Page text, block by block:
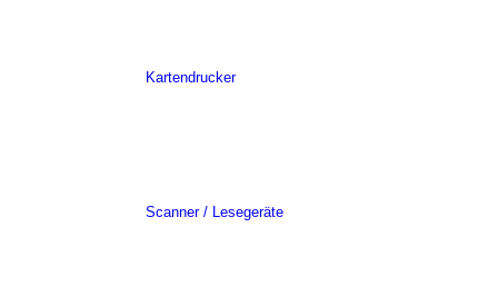
Kartendrucker
Scanner / Lesegeräte